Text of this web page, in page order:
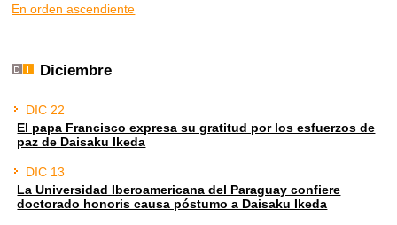
En orden ascendiente
Diciembre
DIC 22
El papa Francisco expresa su gratitud por los esfuerzos de
paz de Daisaku Ikeda
DIC 13
La Universidad Iberoamericana del Paraguay confiere
doctorado honoris causa póstumo a Daisaku Ikeda